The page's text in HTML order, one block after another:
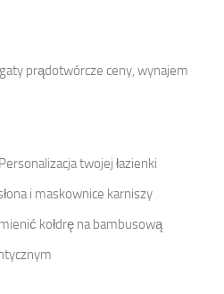
prądotwórcze ceny, wynajem
twojej łazienki
i maskownice karniszy
kołdrę na bambusową